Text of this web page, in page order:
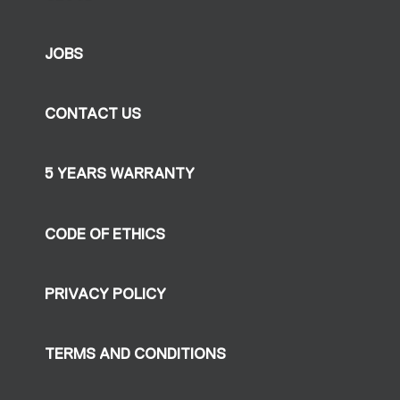
JOBS
CONTACT US
5 YEARS WARRANTY
CODE OF ETHICS
PRIVACY POLICY
TERMS AND CONDITIONS